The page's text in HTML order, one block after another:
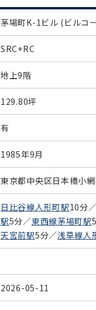
茅場町K-1ビル (ビルコ
SRC+RC
地上9階
129.80坪
有
1985年9月
東京都中央区日本橋小
日比谷線人形町駅10分／
駅5分／東西線茅場町駅
天宮前駅5分／浅草線人
2026-05-11